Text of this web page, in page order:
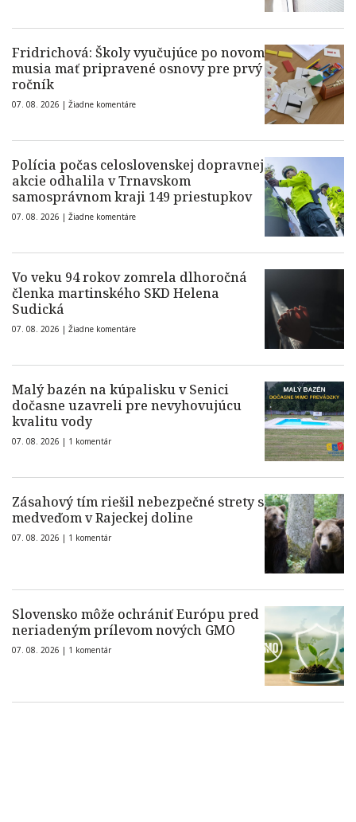
Fridrichová: Školy vyučujúce po novom
musia mať pripravené osnovy pre prvý
ročník
07. 08. 2026 | Žiadne komentáre
Polícia počas celoslovenskej dopravnej
akcie odhalila v Trnavskom
samosprávnom kraji 149 priestupkov
07. 08. 2026 | Žiadne komentáre
Vo veku 94 rokov zomrela dlhoročná
členka martinského SKD Helena
Sudická
07. 08. 2026 | Žiadne komentáre
Malý bazén na kúpalisku v Senici
dočasne uzavreli pre nevyhovujúcu
kvalitu vody
07. 08. 2026 | 1 komentár
Zásahový tím riešil nebezpečné strety s
medveďom v Rajeckej doline
07. 08. 2026 | 1 komentár
Slovensko môže ochrániť Európu pred
neriadeným prílevom nových GMO
07. 08. 2026 | 1 komentár